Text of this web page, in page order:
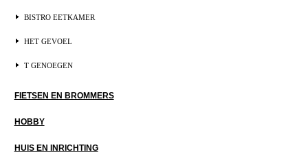
BISTRO EETKAMER
HET GEVOEL
T GENOEGEN
FIETSEN EN BROMMERS
HOBBY
HUIS EN INRICHTING